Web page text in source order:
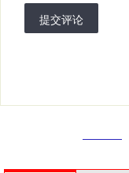
提交评论